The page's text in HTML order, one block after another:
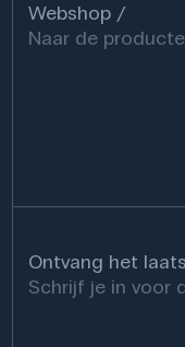
Webshop
Naar de
Ontvang het
Schrijf je in voor